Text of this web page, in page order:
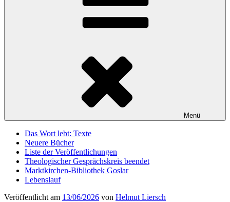
Menü
Das Wort lebt: Texte
Neuere Bücher
Liste der Veröffentlichungen
Theologischer Gesprächskreis beendet
Marktkirchen-Bibliothek Goslar
Lebenslauf
Veröffentlicht am 13/06/2026 von Helmut Liersch